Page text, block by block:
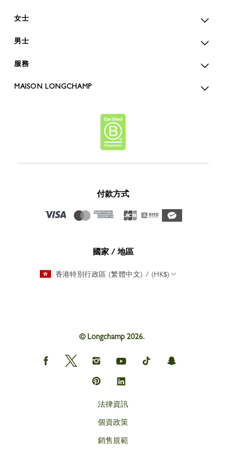
女士
男士
服務
MAISON LONGCHAMP
付款方式
國家 / 地區
香港特別行政區 (繁體中文) / (HK$)
© Longchamp 2026.
Longchamp
on
Longchamp
on
Longchamp
on
Instagram
Longchamp
on
youtube
Longchamp
on
Longchamp
on
Longchamp
on
Longchamp
on
法律資訊
個資政策
銷售規範